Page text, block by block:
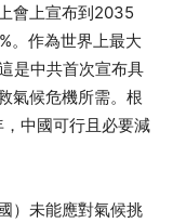
會上宣布到2035
。作為世界上最大
是中共首次宣布具
氣候危機所需。根
中國可行且必要減
）未能應對氣候挑